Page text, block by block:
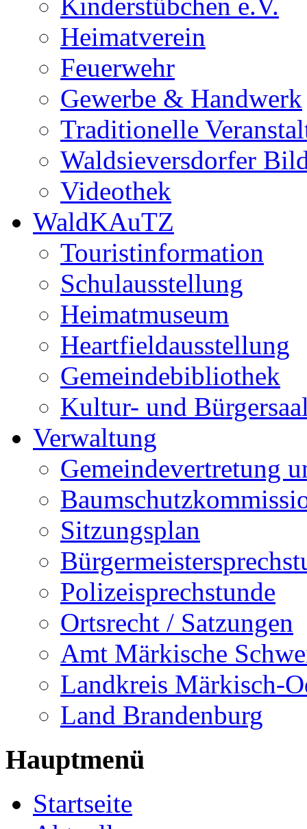
Heimatverein
Feuerwehr
Gewerbe & Handwerk
Traditionelle
Waldsieversdorfer
Videothek
WaldKAuTZ
Touristinformation
Schulausstellung
Heimatmuseum
Heartfieldausstellung
Gemeindebibliothek
Kultur- und
Verwaltung
Gemeindevertretung
Sitzungsplan
Polizeisprechstunde
Ortsrecht / Satzungen
Amt Märkische
Landkreis Märkisch-
Land Brandenburg
Hauptmenü
Startseite